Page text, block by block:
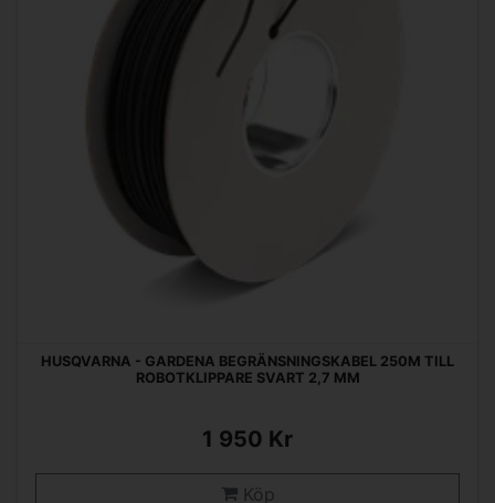
HUSQVARNA - GARDENA BEGRÄNSNINGSKABEL 250M TILL
ROBOTKLIPPARE SVART 2,7 MM
1 950 Kr
Köp